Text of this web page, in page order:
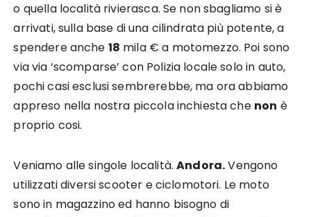
o quella località rivierasca. Se non sbagliamo si è
arrivati, sulla base di una cilindrata più potente, a
spendere anche 18 mila € a motomezzo. Poi sono
via via ‘scomparse’ con Polizia locale solo in auto,
pochi casi esclusi sembrerebbe, ma ora abbiamo
appreso nella nostra piccola inchiesta che non è
proprio cosi.
Veniamo alle singole località.Andora.Vengono
utilizzati diversi scooter e ciclomotori. Le moto
sono in magazzino ed hanno bisogno di